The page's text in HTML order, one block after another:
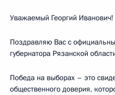
Уважаемый Георгий Иванович!
Поздравляю Вас с
губернатора Рязанской
Победа на выборах – это
общественного доверия,